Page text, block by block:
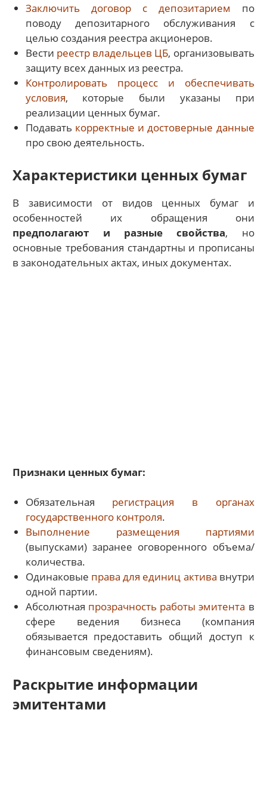
Заключить договор с депозитарием по
поводу депозитарного обслуживания с
целью создания реестра акционеров.
Вести реестр владельцев ЦБ, организовывать
защиту всех данных из реестра.
Контролировать процесс и обеспечивать
условия, которые были указаны при
реализации ценных бумаг.
Подавать корректные и достоверные данные
про свою деятельность.
Характеристики ценных бумаг
В зависимости от видов ценных бумаг и
особенностей их обращения они
предполагают и разные свойства, но
основные требования стандартны и прописаны
в законодательных актах, иных документах.
Признаки ценных бумаг:
Обязательная регистрация в органах
государственного контроля.
Выполнение размещения партиями
(выпусками) заранее оговоренного объема/
количества.
Одинаковые права для единиц актива внутри
одной партии.
Абсолютная прозрачность работы эмитента в
сфере ведения бизнеса (компания
обязывается предоставить общий доступ к
финансовым сведениям).
Раскрытие информации
эмитентами